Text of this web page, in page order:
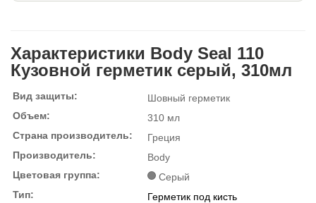
Характеристики Body Seal 110
Кузовной герметик серый, 310мл
Вид защиты:
Шовный герметик
Объем:
310 мл
Страна производитель:
Греция
Производитель:
Body
Цветовая группа:
Серый
Тип:
Герметик под кисть